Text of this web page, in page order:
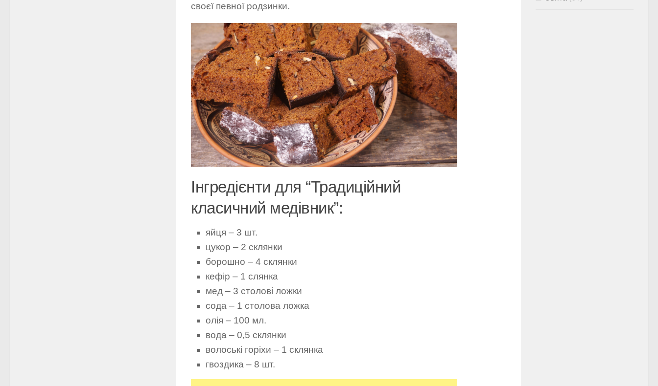
своєї певної родзинки.
Інгредієнти для “Традиційний
класичний медівник”:
яйця – 3 шт.
цукор – 2 склянки
борошно – 4 склянки
кефір – 1 слянка
мед – 3 столові ложки
сода – 1 столова ложка
олія – 100 мл.
вода – 0,5 склянки
волоські горіхи – 1 склянка
гвоздика – 8 шт.